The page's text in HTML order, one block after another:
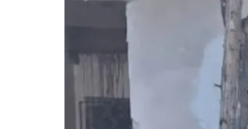
Datos del Servicio
pesos. Con el
distritos, cada